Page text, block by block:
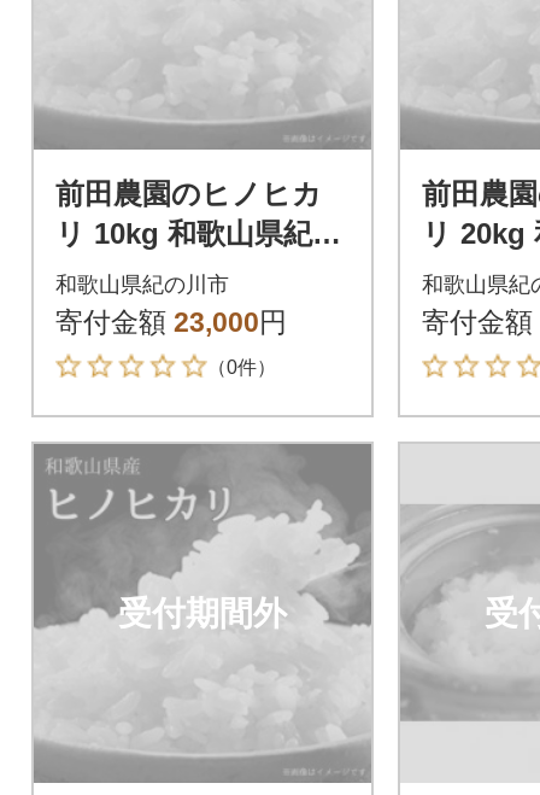
前田農園のヒノヒカ
リ 10kg 和歌山県紀の
川市【上白米】
和歌山県紀の川市
寄付金額 23,000円
（0件）
前田農
リ 20kg
川市【
和歌山県紀
寄付金額
受付期間外 受